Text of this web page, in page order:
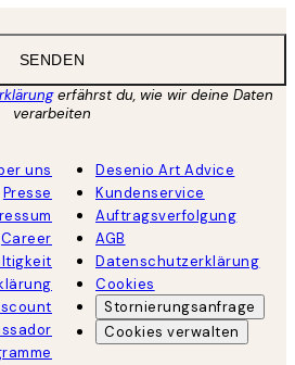
SENDEN
erfährst du, wie wir deine Daten
verarbeiten
uns
Presse
Career
Desenio Art Advice
Kundenservice
Auftragsverfolgung
AGB
Datenschutzerklärung
Cookies
Stornierungsanfrage
Cookies verwalten